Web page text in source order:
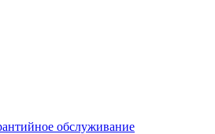
обслуживание